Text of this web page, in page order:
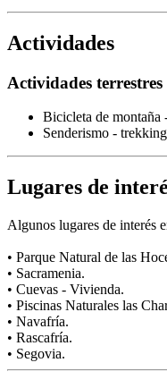
Actividades
Actividades terrestres
Bicicleta de montaña
Senderismo - trekking
Lugares de
Algunos lugares de interés
• Parque Natural de las
• Sacramenia.
• Cuevas - Vivienda.
• Piscinas Naturales las
• Navafría.
• Rascafría.
• Segovia.